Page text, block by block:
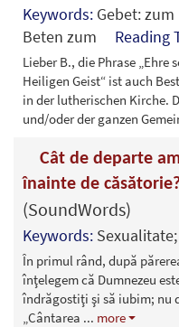
Keywords: Gebet:
Beten zum Reading
Lieber B., die Phrase „Ehre
Heiligen Geist“ ist auch
in der lutherischen Kirche.
und/oder der ganzen
Cât de departe
înainte de
(SoundWords)
Keywords:
În primul rând, după
înţelegem că Dumnezeu
îndrăgostiţi şi să iubim; nu
„Cântarea ... more